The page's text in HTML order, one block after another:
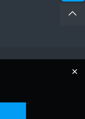
×